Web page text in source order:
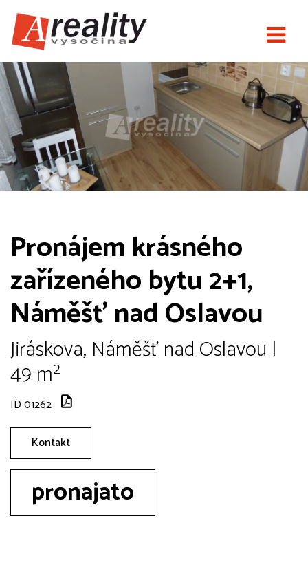
Pronájem krásného
zařízeného bytu 2+1,
Náměšť nad Oslavou
Jiráskova, Náměšť nad Oslavou |
49 m²
ID 01262
Kontakt
pronajato